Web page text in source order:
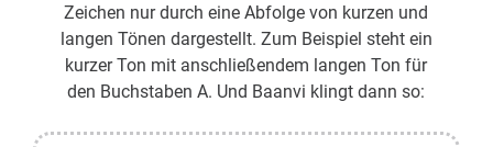
Zeichen nur durch eine Abfolge von kurzen und
langen Tönen dargestellt. Zum Beispiel steht ein
kurzer Ton mit anschließendem langen Ton für
den Buchstaben A. Und Baanvi klingt dann so: